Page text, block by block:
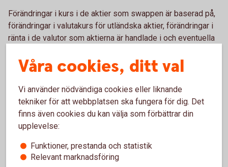
Förändringar i kurs i de aktier som swappen är baserad på,
förändringar i valutakurs för utländska aktier, förändringar i
ränta i de valutor som aktierna är handlade i och eventuella
anknyter till de aktier som finns i swappen
För- och nackdelar med aktieswap
Fördelar
Våra cookies, ditt val
Vi använder nödvändiga cookies eller liknande
tekniker för att webbplatsen ska fungera för dig. Det
finns även cookies du kan välja som förbättrar din
upplevelse:
Funktioner, prestanda och statistik
Relevant marknadsföring